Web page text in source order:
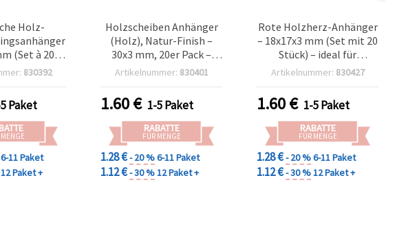
Holz-
(Set à 20) –
Basteln, für
830392
Paket
6-11 Paket
12 Paket +
Holzscheiben Anhänger
(Holz), Natur-Finish –
30x3 mm, 20er Pack –
ideal für Schmuck
DIY Deko & kreative
Projekte
Artikelnummer: 830401
1.60€ 1-5 Paket
RABATTE
FÜR MENGE
1.28 €- 20 %6-11 Paket
1.12 €- 30 %12 Paket +
Rote Holzherz-Anhänger
– 18x17x3 mm (Set mit 20
Stück) – ideal für
romantische
Geschenkverpackung &
DIY-Deko
Artikelnummer: 830427
1.60€ 1-5 Paket
RABATTE
FÜR MENGE
1.28 €- 20 %6-11 Paket
1.12 €- 30 %12 Paket +